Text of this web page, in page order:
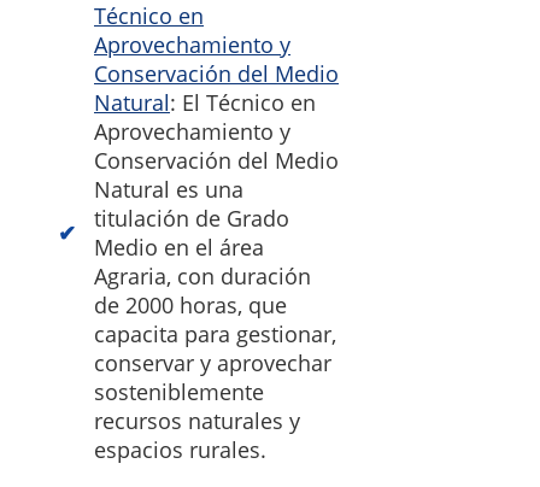
Técnico en
Aprovechamiento y
Conservación del Medio
Natural: El Técnico en
Aprovechamiento y
Conservación del Medio
Natural es una
titulación de Grado
Medio en el área
Agraria, con duración
de 2000 horas, que
capacita para gestionar,
conservar y aprovechar
sosteniblemente
recursos naturales y
espacios rurales.